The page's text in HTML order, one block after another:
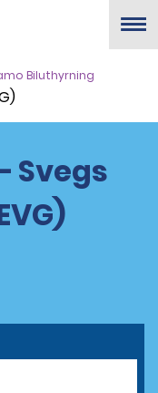
Menu
Biluthyrning
Svegs